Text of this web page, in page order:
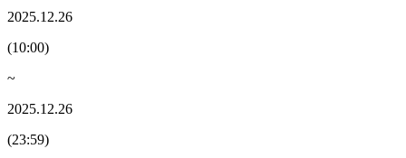
2025.12.26
(10:00)
~
2025.12.26
(23:59)